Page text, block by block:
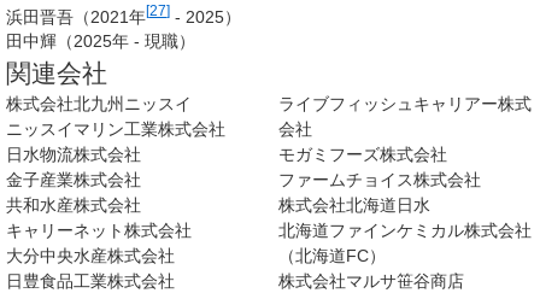
浜田晋吾（2021年[27] - 2025）
田中輝（2025年 - 現職）
関連会社
株式会社北九州ニッスイ
ニッスイマリン工業株式会社
日水物流株式会社
金子産業株式会社
共和水産株式会社
キャリーネット株式会社
大分中央水産株式会社
日豊食品工業株式会社
ライブフィッシュキャリアー株式
会社
モガミフーズ株式会社
ファームチョイス株式会社
株式会社北海道日水
北海道ファインケミカル株式会社
（北海道FC）
株式会社マルサ笹谷商店